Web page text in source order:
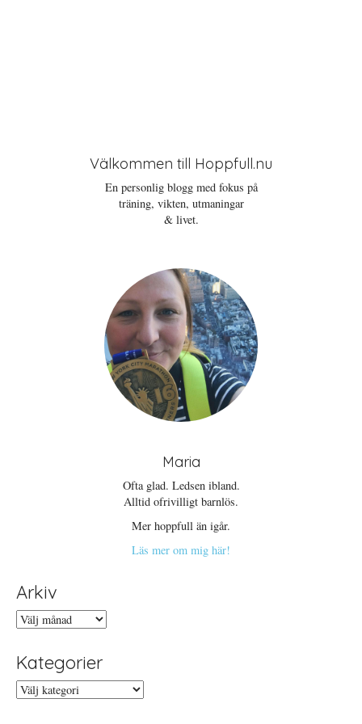
Välkommen till Hoppfull.nu
En personlig blogg med fokus på
träning, vikten, utmaningar
& livet.
Maria
Ofta glad. Ledsen ibland.
Alltid ofrivilligt barnlös.
Mer hoppfull än igår.
Läs mer om mig här!
Arkiv
Arkiv
Kategorier
Kategorier